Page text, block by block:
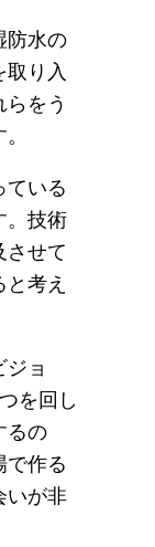
防水の
り入
をう
ている
。技術
させて
考え
ョ
を回し
るの
で作る
いが非